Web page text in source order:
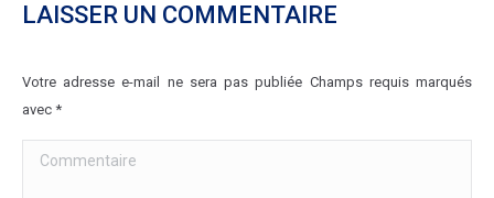
LAISSER UN COMMENTAIRE
Votre adresse e-mail ne sera pas publiée Champs requis marqués
avec *
Commentaire